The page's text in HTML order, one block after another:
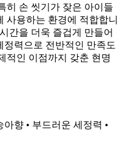
히 손 씻기가 잦은 아이들
사용하는 환경에 적합합니
간을 더욱 즐겁게 만들어
력으로 전반적인 만족도
적인 이점까지 갖춘 현명
향 • 부드러운 세정력 •